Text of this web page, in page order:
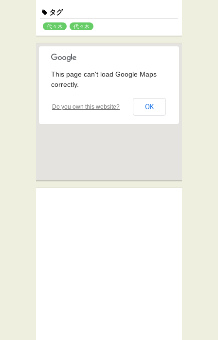
タグ
代々木 代々木
This page can't load Google Maps
correctly.
Do you own this website? OK